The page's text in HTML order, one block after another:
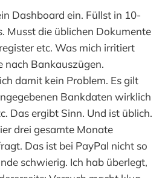
Dashboard ein. Füllst in 10-
Musst die üblichen Dokumente
etc. Was mich irritiert
nach Bankauszügen.
damit kein Problem. Es gilt
Bankdaten wirklich
Das ergibt Sinn. Und ist üblich.
drei gesamte Monate
Das ist bei PayPal nicht so
schwierig. Ich hab überlegt,